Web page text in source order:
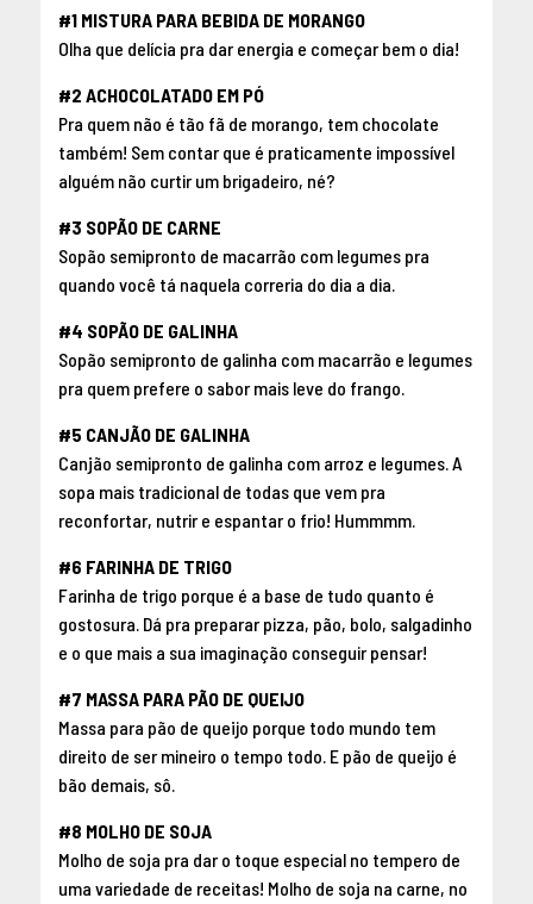
#1 MISTURA PARA BEBIDA DE MORANGO
Olha que delícia pra dar energia e começar bem o dia!
#2 ACHOCOLATADO EM PÓ
Pra quem não é tão fã de morango, tem chocolate
também! Sem contar que é praticamente impossível
alguém não curtir um brigadeiro, né?
#3 SOPÃO DE CARNE
Sopão semipronto de macarrão com legumes pra
quando você tá naquela correria do dia a dia.
#4 SOPÃO DE GALINHA
Sopão semipronto de galinha com macarrão e legumes
pra quem prefere o sabor mais leve do frango.
#5 CANJÃO DE GALINHA
Canjão semipronto de galinha com arroz e legumes. A
sopa mais tradicional de todas que vem pra
reconfortar, nutrir e espantar o frio! Hummmm.
#6 FARINHA DE TRIGO
Farinha de trigo porque é a base de tudo quanto é
gostosura. Dá pra preparar pizza, pão, bolo, salgadinho
e o que mais a sua imaginação conseguir pensar!
#7 MASSA PARA PÃO DE QUEIJO
Massa para pão de queijo porque todo mundo tem
direito de ser mineiro o tempo todo. E pão de queijo é
bão demais, sô.
#8 MOLHO DE SOJA
Molho de soja pra dar o toque especial no tempero de
uma variedade de receitas! Molho de soja na carne, no